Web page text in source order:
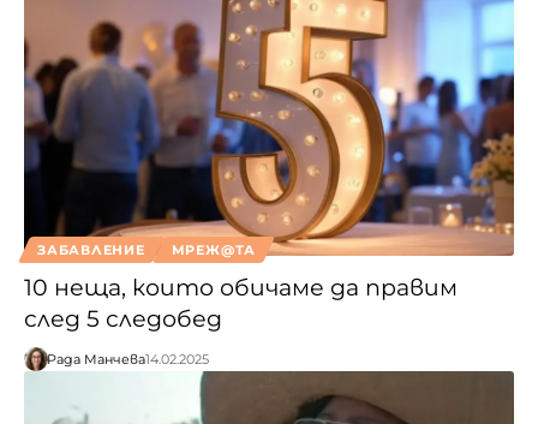
ЗАБАВЛЕНИЕ МРЕЖ@ТА
10 неща, които обичаме да правим
след 5 следобед
Рада Манчева14.02.2025